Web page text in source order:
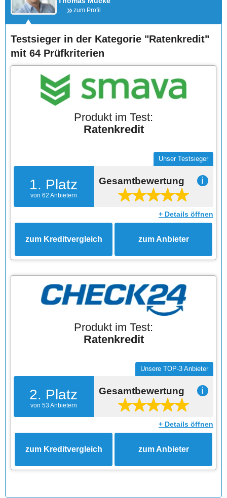
zum Profil
Testsieger in der Kategorie "Ratenkredit"
mit 64 Prüfkriterien
Produkt im Test:
Ratenkredit
1. Platz
von 62 Anbietern
Unser Testsieger
Gesamtbewertung ℹ
+ Details öffnen
zum Kreditvergleich zum Anbieter
Produkt im Test:
Ratenkredit
2. Platz
von 53 Anbietern
Unsere TOP-3 Anbieter
Gesamtbewertung ℹ
+ Details öffnen
zum Kreditvergleich zum Anbieter